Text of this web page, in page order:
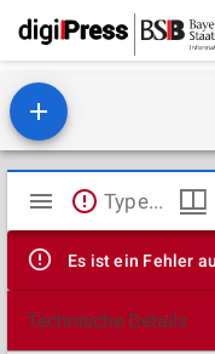
Mirador
Viewer
TypeError: Failed to fetch
Es ist ein Fehler
Technische Details